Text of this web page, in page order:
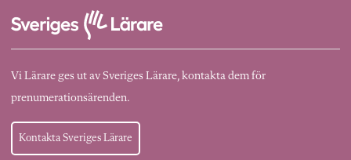
Vi Lärare ges ut av Sveriges Lärare, kontakta dem för
prenumerationsärenden.
Kontakta Sveriges Lärare